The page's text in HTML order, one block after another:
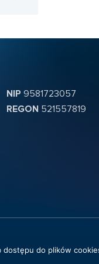
NIP 9581723057
REGON 521557819
do plików